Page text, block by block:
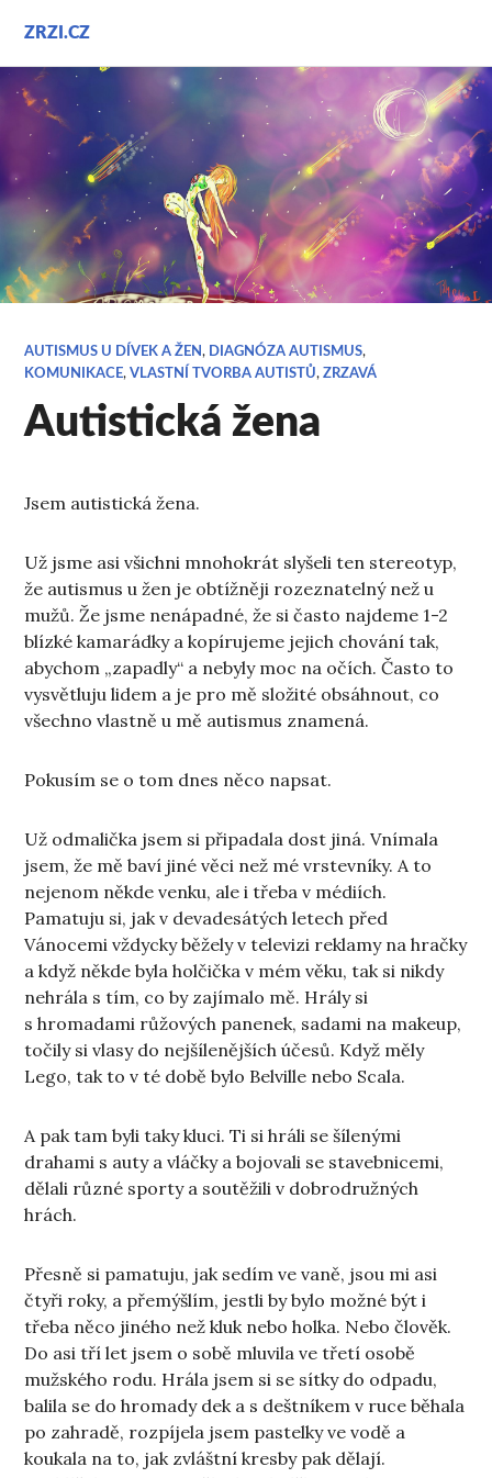
obsahu
webu
ZRZI.CZ
AUTISMUS U DÍVEK A ŽEN, DIAGNÓZA AUTISMUS,
KOMUNIKACE,VLASTNÍ TVORBA AUTISTŮ,ZRZAVÁ
Autistická žena
Jsem autistická žena.
Už jsme asi všichni mnohokrát slyšeli ten stereotyp,
že autismus u žen je obtížněji rozeznatelný než u
mužů. Že jsme nenápadné, že si často najdeme 1-2
blízké kamarádky a kopírujeme jejich chování tak,
abychom „zapadly“ a nebyly moc na očích. Často to
vysvětluju lidem a je pro mě složité obsáhnout, co
všechno vlastně u mě autismus znamená.
Pokusím se o tom dnes něco napsat.
Už odmalička jsem si připadala dost jiná. Vnímala
jsem, že mě baví jiné věci než mé vrstevníky. A to
nejenom někde venku, ale i třeba v médiích.
Pamatuju si, jak v devadesátých letech před
Vánocemi vždycky běžely v televizi reklamy na hračky
a když někde byla holčička v mém věku, tak si nikdy
nehrála s tím, co by zajímalo mě. Hrály si
s hromadami růžových panenek, sadami na makeup,
točily si vlasy do nejšílenějších účesů. Když měly
Lego, tak to v té době bylo Belville nebo Scala.
A pak tam byli taky kluci. Ti si hráli se šílenými
drahami s auty a vláčky a bojovali se stavebnicemi,
dělali různé sporty a soutěžili v dobrodružných
hrách.
Přesně si pamatuju, jak sedím ve vaně, jsou mi asi
čtyři roky, a přemýšlím, jestli by bylo možné být i
třeba něco jiného než kluk nebo holka. Nebo člověk.
Do asi tří let jsem o sobě mluvila ve třetí osobě
mužského rodu. Hrála jsem si se sítky do odpadu,
balila se do hromady dek a s deštníkem v ruce běhala
po zahradě, rozpíjela jsem pastelky ve vodě a
koukala na to, jak zvláštní kresby pak dělají.